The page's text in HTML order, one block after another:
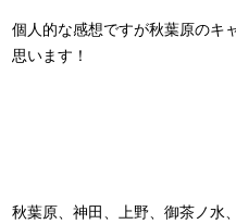
個人的な感想ですが秋葉原のキ
思います！
秋葉原、神田、上野、御茶ノ水